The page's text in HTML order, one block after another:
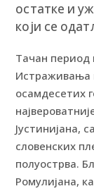
остатке и
који се
Тачан период
Истраживања
осамдесетих
Јустинијана,
словенских
полуострва.
Ромулијана,